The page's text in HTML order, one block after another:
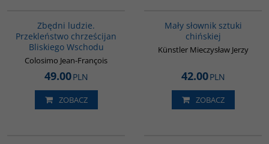
Zbędni ludzie.
Przekleństwo chrześcijan
Bliskiego Wschodu
Colosimo Jean-François
49.00PLN
ZOBACZ
Mały słownik sztuki
chińskiej
Künstler Mieczysław Jerzy
42.00PLN
ZOBACZ